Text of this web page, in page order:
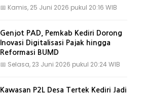
📅 Kamis, 25 Juni 2026 pukul 20:16 WIB
Genjot PAD, Pemkab Kediri Dorong
Inovasi Digitalisasi Pajak hingga
Reformasi BUMD
📅 Selasa, 23 Juni 2026 pukul 20:24 WIB
Kawasan P2L Desa Tertek Kediri Jadi